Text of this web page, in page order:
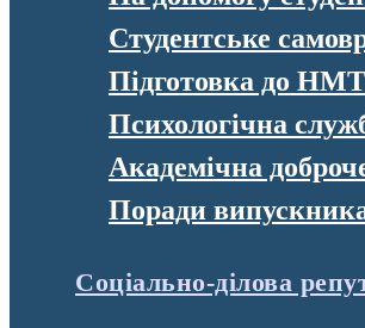
Студентське
Підготовка до НМТ
Психологічна
Академічна
Поради
Соціально-ділова